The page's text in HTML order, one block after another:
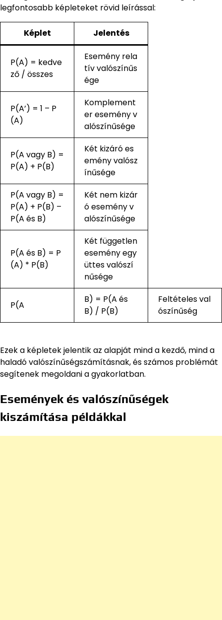
legfontosabb képleteket rövid leírással:
Képlet Jelentés
P(A) = kedve
ző / összes
Esemény rela
tív valószínűs
ége
P(A’) = 1 – P
(A)
Komplement
er esemény v
alószínűsége
P(A vagy B) =
P(A) + P(B)
Két kizáró es
emény valósz
ínűsége
P(A vagy B) =
P(A) + P(B) –
P(A és B)
Két nem kizár
ó esemény v
alószínűsége
P(A és B) = P
(A) * P(B)
Két független
esemény egy
üttes valószí
nűsége
P(A
B) = P(A és
B) / P(B)
Feltételes val
ószínűség
Ezek a képletek jelentik az alapját mind a kezdő, mind a
haladó valószínűségszámításnak, és számos problémát
segítenek megoldani a gyakorlatban.
Események és valószínűségek
kiszámítása példákkal